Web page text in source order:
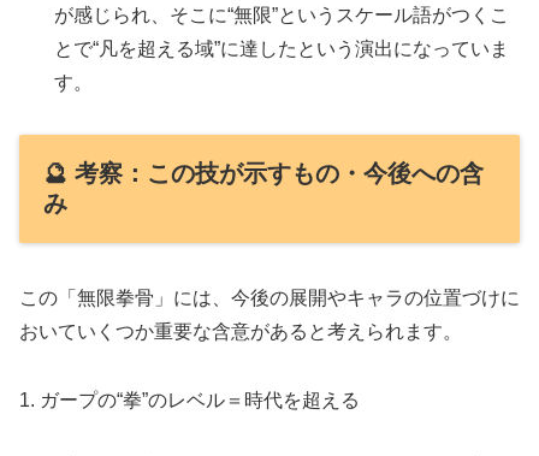
が感じられ、そこに“無限”というスケール語がつくこ
とで“凡を超える域”に達したという演出になっていま
す。
🔮 考察：この技が示すもの・今後への含
み
この「無限拳骨」には、今後の展開やキャラの位置づけに
おいていくつか重要な含意があると考えられます。
1. ガープの“拳”のレベル＝時代を超える